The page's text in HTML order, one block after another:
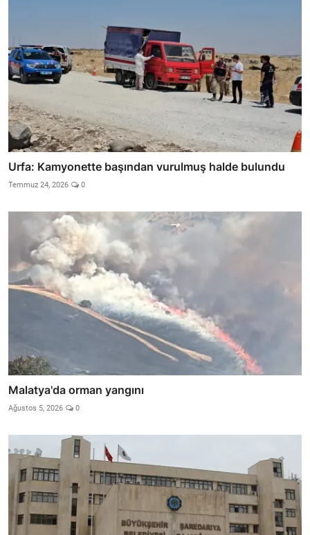
Urfa: Kamyonette başından vurulmuş halde bulundu
Temmuz 24, 2026 0
Malatya'da orman yangını
Ağustos 5, 2026 0